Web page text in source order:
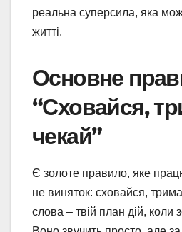
реальна суперсила, яка
житті.
Основне
“Сховайся,
чекай”
Є золоте правило, яке
не виняток: сховайся,
слова – твій план дій, коли